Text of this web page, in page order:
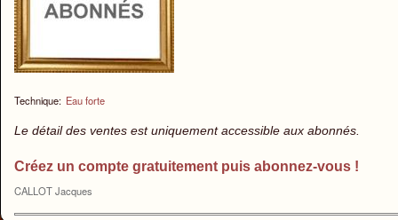
Technique: Eau forte
Le détail des ventes est uniquement accessible aux abonnés.
Créez un compte gratuitement puis abonnez-vous !
CALLOT Jacques